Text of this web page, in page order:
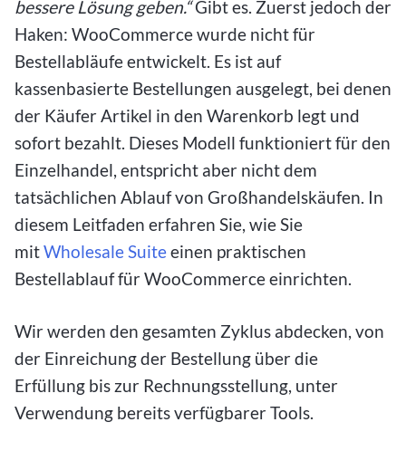
bessere Lösung geben.“Gibt es. Zuerst jedoch der
Haken: WooCommerce wurde nicht für
Bestellabläufe entwickelt. Es ist auf
kassenbasierte Bestellungen ausgelegt, bei denen
der Käufer Artikel in den Warenkorb legt und
sofort bezahlt. Dieses Modell funktioniert für den
Einzelhandel, entspricht aber nicht dem
tatsächlichen Ablauf von Großhandelskäufen. In
diesem Leitfaden erfahren Sie, wie Sie
mitWholesale Suiteeinen praktischen
Bestellablauf für WooCommerce einrichten.
Wir werden den gesamten Zyklus abdecken, von
der Einreichung der Bestellung über die
Erfüllung bis zur Rechnungsstellung, unter
Verwendung bereits verfügbarer Tools.